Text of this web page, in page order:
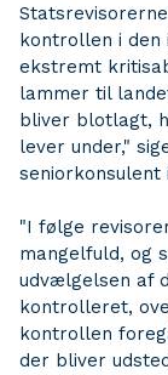
kontrollen i den
ekstremt
lammer til
bliver blotlagt,
lever under,"
seniorkonsulent
"I følge
mangelfuld, og
udvælgelsen af
kontrolleret,
kontrollen
der bliver